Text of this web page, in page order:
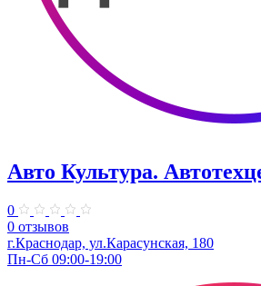
Авто Культура.
0
0 отзывов
​г.Краснодар, ул.Карасунская, 180
Пн-Сб 09:00-19:00